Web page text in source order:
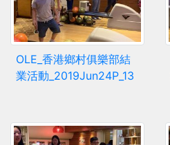
OLE_香港鄉村俱樂部結
業活動_2019Jun24P_13